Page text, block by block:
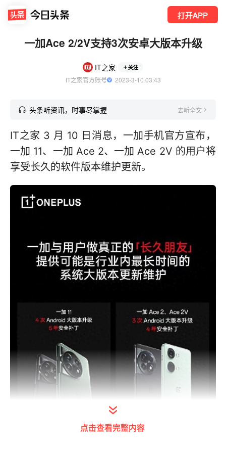
打开APP
一加Ace 2/2V支持3次安卓大版本升级
IT之家 关注
IT之家官方账号
  2023-3-10 03:43
头条听资讯，时事尽掌握 去听全文
IT之家 3 月 10 日消息，一加手机官方宣布，
一加 11、一加 Ace 2、一加 Ace 2V 的用户将
享受长久的软件版本维护更新。
点击查看完整内容